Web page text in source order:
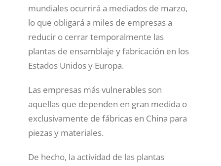
mundiales ocurrirá a mediados de marzo,
lo que obligará a miles de empresas a
reducir o cerrar temporalmente las
plantas de ensamblaje y fabricación en los
Estados Unidos y Europa.
Las empresas más vulnerables son
aquellas que dependen en gran medida o
exclusivamente de fábricas en China para
piezas y materiales.
De hecho, la actividad de las plantas